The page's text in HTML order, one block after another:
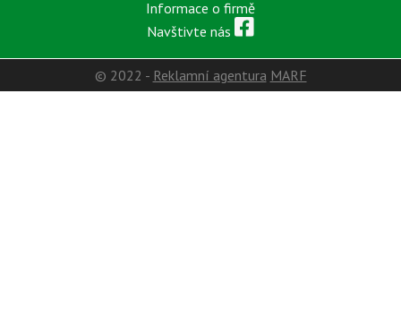
Informace o firmě
Navštivte nás
© 2022 - Reklamní agentura MARF